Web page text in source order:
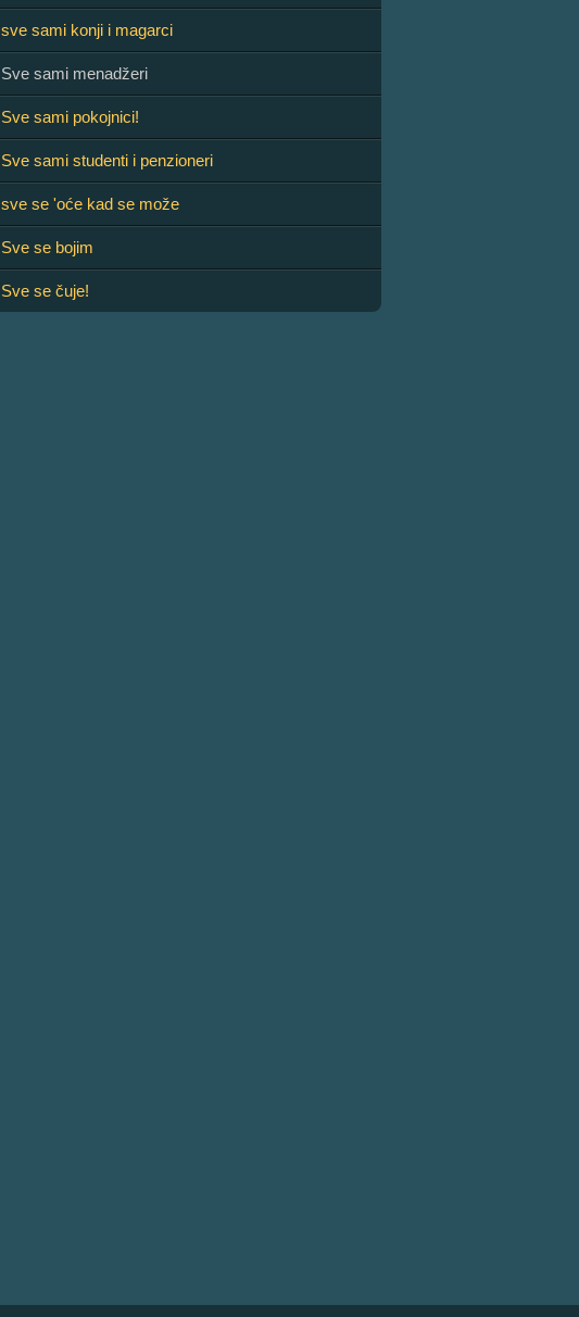
sve sami konji i magarci
Sve sami menadžeri
Sve sami pokojnici!
Sve sami studenti i penzioneri
sve se 'oće kad se može
Sve se bojim
Sve se čuje!